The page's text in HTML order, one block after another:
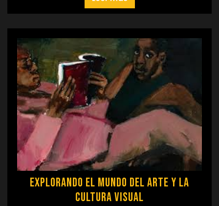
Explorando el Mundo del Arte y la
Cultura Visual